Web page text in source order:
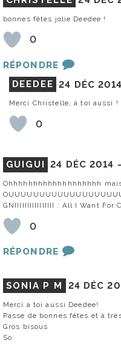
bonnes fêtes jolie Deedee !
0
RÉPONDRE
DEEDEE 24 DÉC
Merci Christelle, à toi aussi !
0
GUIGUI 24 DÉC 2014 -
Ohhhhhhhhhhhhhhhhhhh
GNIIIIIIIIIIIIIIII : All I Want For
0
RÉPONDRE
SONIA P M 24 DÉC
Merci à toi aussi Deedee!
Passe de bonnes fêtes et à
Gros bisous
So